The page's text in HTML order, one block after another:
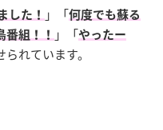
した！ 」「何度でも蘇る
番組！！ 」「やったー
れています。